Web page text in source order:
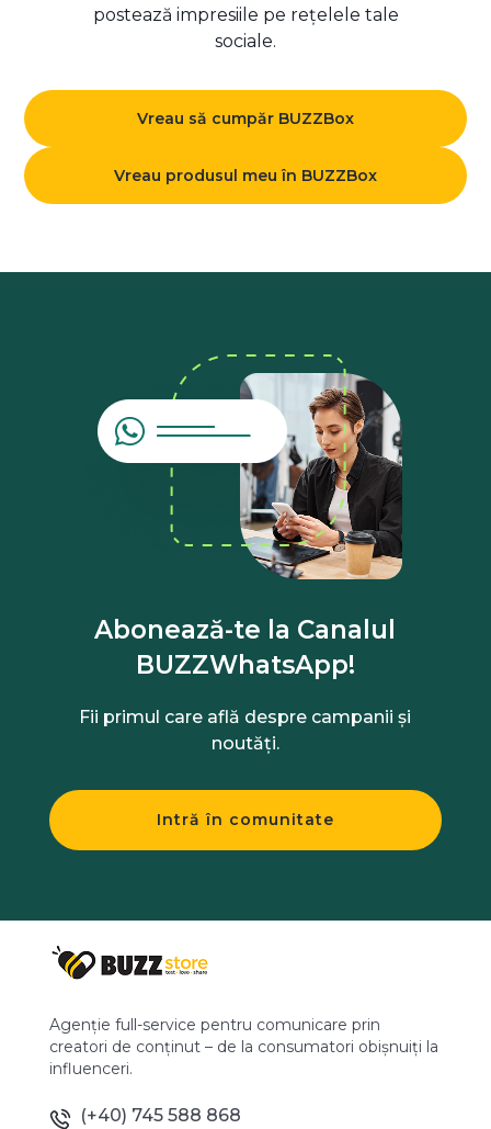
postează impresiile pe rețelele tale
sociale.
Vreau să cumpăr BUZZBox
Vreau produsul meu în BUZZBox
Abonează-te la Canalul
BUZZWhatsApp!
Fii primul care află despre campanii și
noutăți.
Intră în comunitate
Agenție full-service pentru comunicare prin
creatori de conținut – de la consumatori obișnuiți la
influenceri.
(+40) 745 588 868